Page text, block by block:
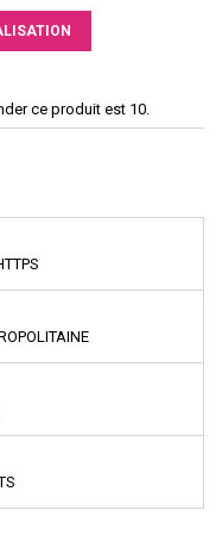
ce produit est 10.